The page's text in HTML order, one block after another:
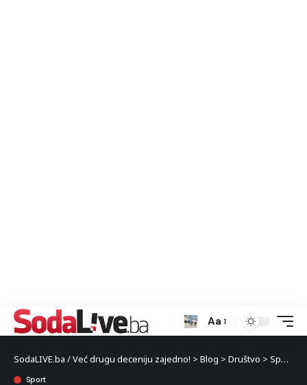
Aa
SodaLIVE.ba / Već drugu deceniju zajedno! > Blog > Društvo > Sport
Sport